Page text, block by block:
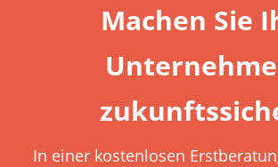
Machen Sie
In einer kostenlosen